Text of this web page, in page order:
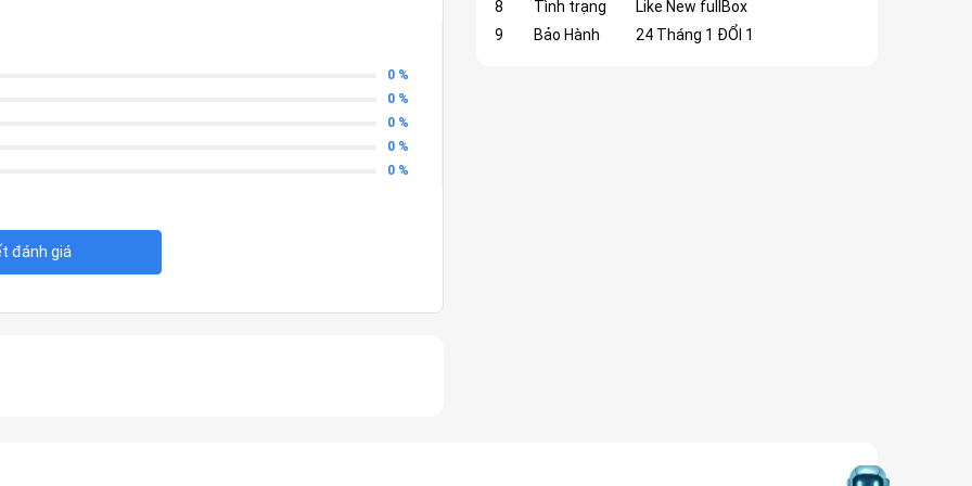
8
Tình trạng
Like New fullBox
9
Bảo Hành 24 Tháng 1 ĐỔI 1
9 kết hợp cùng card đồ họa Nvidia Quadro chuyên dụng,
tối đa lên đến 128GB)
0 %
0 %
0 %
0 %
0 %
đánh giá